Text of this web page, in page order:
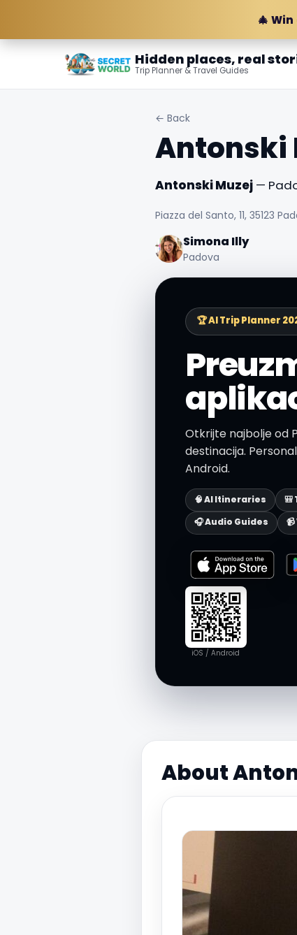
🎄
Hidden places, real
Trip Planner & Travel Guides
← Back
Antonski
Antonski Muzej—
Piazza del Santo, 11, 35123
Simona Illy
Padova
🏆 AI Trip Planner
Otkrijte najbolje od
destinacija.
Android.
🧠 AI Itineraries 🎒
🎧 Audio Guides
iOS / Android
About